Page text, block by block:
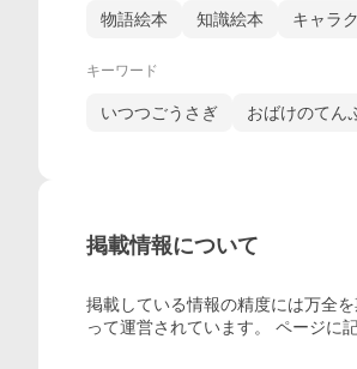
物語絵本 知識絵本 キャラ
キーワード
いつつごうさぎ おばけのてん
掲載情報について
掲載している情報の精度には万全
って運営されています。 ページに